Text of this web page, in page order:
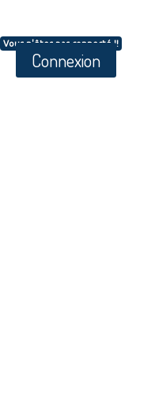
Vous n'êtes pas connecté !!
Connexion